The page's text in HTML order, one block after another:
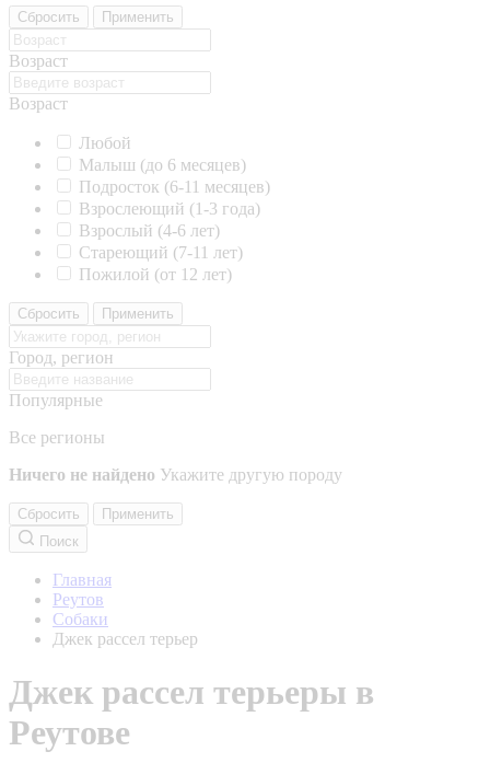
Сбросить Применить
Возраст
Возраст
Любой
Малыш (до 6 месяцев)
Подросток (6-11 месяцев)
Взрослеющий (1-3 года)
Взрослый (4-6 лет)
Стареющий (7-11 лет)
Пожилой (от 12 лет)
Сбросить Применить
Город, регион
Популярные
Все регионы
Ничего не найдено Укажите другую породу
Сбросить
Применить
Поиск
Главная
Реутов
Собаки
Джек рассел терьер
Джек рассел терьеры в
Реутове